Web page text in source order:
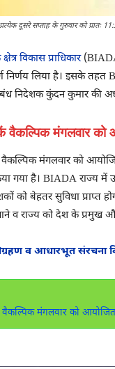
दूसरे सप्ताह के गुरुवार को प्रातः
विकास प्राधिकार
निर्णय लिया है। इसके तहत
निदेशक कुंदन कुमार की
वैकल्पिक मंगलवार को
वैकल्पिक मंगलवार को
गया है। BIADA राज्य में
को बेहतर सुविधा प्राप्त
व राज्य को देश के प्रमुख
व आधारभूत संरचना
मंगलवार को